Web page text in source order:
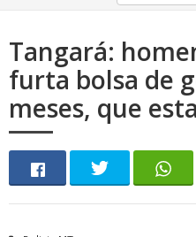
Tangará:
furta bolsa de
meses, que